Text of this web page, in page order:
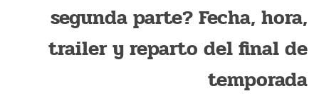
segunda parte? Fecha, hora,
trailer y reparto del final de
temporada